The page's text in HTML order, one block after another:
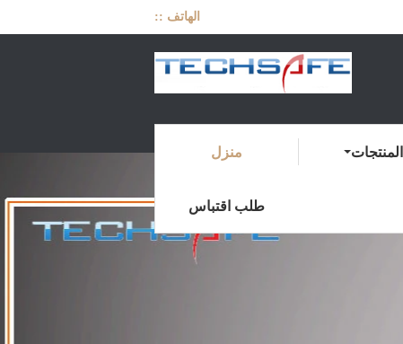
الهاتف ::
منزل المنتجات
طلب اقتباس